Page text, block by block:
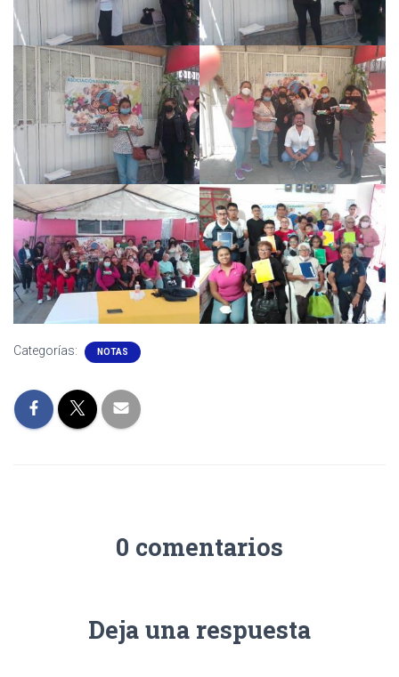
Categorías: NOTAS
0 comentarios
Deja una respuesta